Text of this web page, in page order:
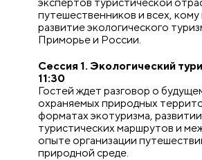
путешественников и всех,
развитие экологического
Приморье и России.
Сессия 1. Экологический
11:30
Гостей ждет разговор о
охраняемых природных
форматах экотуризма, развитии
туристических маршрутов и
опыте организации
природной среде.